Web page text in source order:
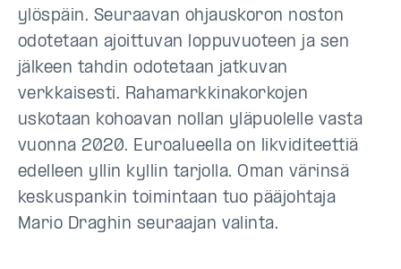
ylöspäin. Seuraavan ohjauskoron noston
odotetaan ajoittuvan loppuvuoteen ja sen
jälkeen tahdin odotetaan jatkuvan
verkkaisesti. Rahamarkkinakorkojen
uskotaan kohoavan nollan yläpuolelle vasta
vuonna 2020. Euroalueella on likviditeettiä
edelleen yllin kyllin tarjolla. Oman värinsä
keskuspankin toimintaan tuo pääjohtaja
Mario Draghin seuraajan valinta.